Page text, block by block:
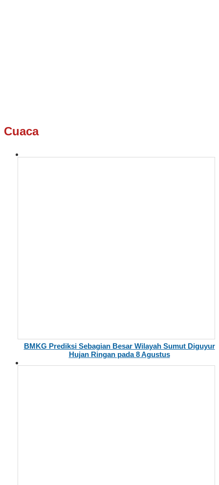
Cuaca
BMKG Prediksi Sebagian Besar Wilayah Sumut Diguyur
Hujan Ringan pada 8 Agustus